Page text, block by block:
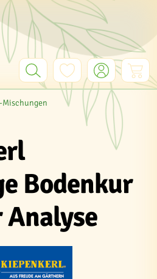
Bodenkur
Analyse